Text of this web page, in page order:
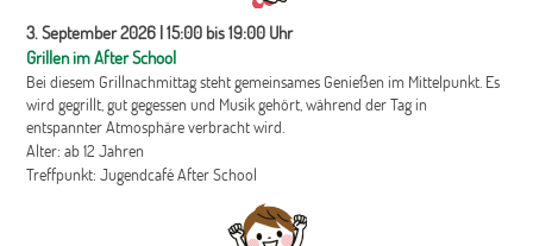
3. September 2026 | 15:00 bis 19:00 Uhr
Grillen im After School
Bei diesem Grillnachmittag steht gemeinsames Genießen im Mittelpunkt. Es
wird gegrillt, gut gegessen und Musik gehört, während der Tag in
entspannter Atmosphäre verbracht wird.
Alter: ab 12 Jahren
Treffpunkt: Jugendcafé After School